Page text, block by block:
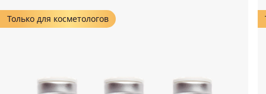
Только для косметологов